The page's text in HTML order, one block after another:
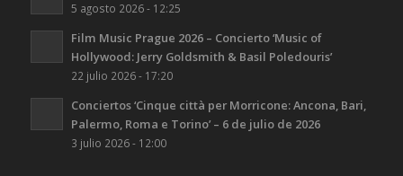
5 agosto 2026 - 12:25
Film Music Prague 2026 – Concierto ‘Music of
Hollywood: Jerry Goldsmith & Basil Poledouris’
22 julio 2026 - 17:20
Conciertos ‘Cinque città per Morricone: Ancona, Bari,
Palermo, Roma e Torino’ – 6 de julio de 2026
3 julio 2026 - 12:00